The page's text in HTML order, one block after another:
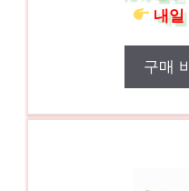
내일
구매